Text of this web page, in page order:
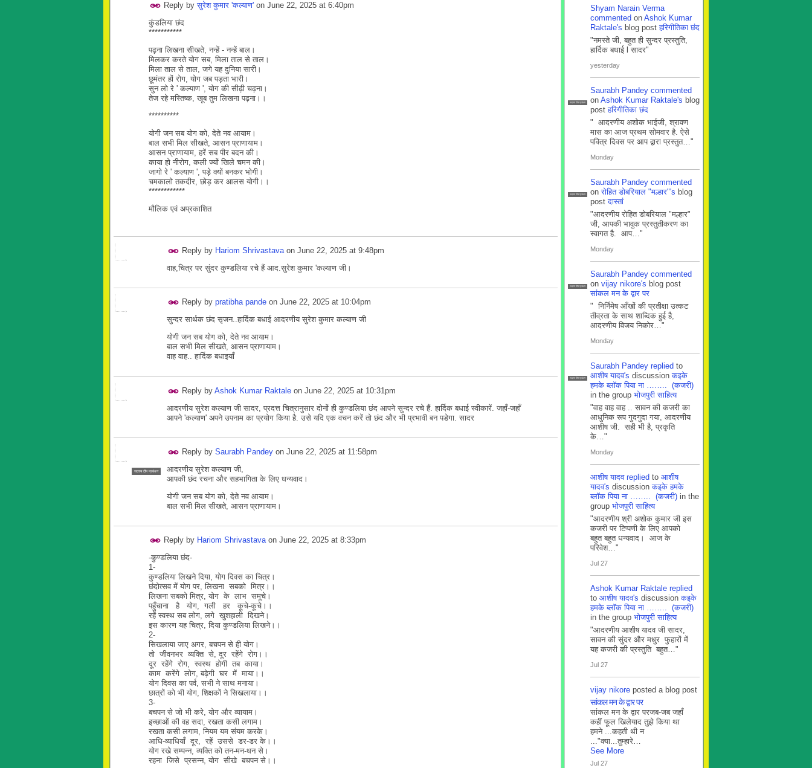
Reply byसुरेश कुमार 'कल्याण' on June 22, 2025 at 6:40pm
कुंडलिया छंद
***********
पढ़ना लिखना सीखते, नन्हें - नन्हें बाल।
मिलकर करते योग सब, मिला ताल से ताल।
मिला ताल से ताल, जगे यह दुनिया सारी।
छूमंतर हों रोग, योग जब पड़ता भारी।
सुन लो रे ' कल्याण ', योग की सीढ़ी चढ़ना।
तेज रहे मस्तिष्क, खूब तुम लिखना पढ़ना।।
**********
योगी जन सब योग को, देते नव आयाम।
बाल सभी मिल सीखते, आसन प्राणायाम।
आसन प्राणायाम, हरें सब पीर बदन की।
काया हो नीरोग, कली ज्यों खिले चमन की।
जागो रे ' कल्याण ', पड़े क्यों बनकर भोगी।
चमकालो तकदीर, छोड़ कर आलस योगी।।
************
मौलिक एवं अप्रकाशित
Reply by Hariom Shrivastavaon June 22, 2025 at 9:48pm
वाह,चित्र पर सुंदर कुण्डलिया रचे हैं आद.सुरेश कुमार 'कल्याण जी।
Reply by pratibha pande on June 22, 2025 at 10:04pm
सुन्दर सार्थक छंद सृजन..हार्दिक बधाई आदरणीय सुरेश कुमार कल्याण जी
योगी जन सब योग को, देते नव आयाम।
बाल सभी मिल सीखते, आसन प्राणायाम।
वाह वाह.. हार्दिक बधाइयाँ
Reply by Ashok Kumar Raktale on June 22, 2025 at 10:31pm
आदरणीय सुरेश कल्याण जी सादर, प्रदत्त चित्रानुसार दोनों ही कुण्डलिया छंद आपने सुन्दर रचे हैं. हार्दिक बधाई स्वीकारें. जहाँ-जहाँ
आपने 'कल्याण' अपने उपनाम का प्रयोग किया है. उसे यदि एक वचन करें तो छंद और भी प्रभावी बन पडेगा. सादर
सदस्य टीम प्रबंधन
Reply by Saurabh Pandey on June 22, 2025 at 11:58pm
आदरणीय सुरेश कल्याण जी,
आपकी छंद रचना और सहभागिता के लिए धन्यवाद।
योगी जन सब योग को, देते नव आयाम।
बाल सभी मिल सीखते, आसन प्राणायाम।
Reply by Hariom Shrivastava on June 22, 2025 at 8:33pm
-कुण्डलिया छंद-
1-
कुण्डलिया लिखने दिया, योग दिवस का चित्र।
छंदोत्सव में योग पर, लिखना सबको मित्र।।
लिखना सबको मित्र, योग के लाभ समूचे।
पहुँचाना है योग, गली हर कूचे-कूचे।।
रहें स्वस्थ सब लोग, लगे खुशहाली दिखने।
इस कारण यह चित्र, दिया कुण्डलिया लिखने।।
2-
सिखलाया जाए अगर, बचपन से ही योग।
तो जीवनभर व्यक्ति से, दूर रहेंगे रोग।।
दूर रहेंगे रोग, स्वस्थ होगी तब काया।
काम करेंगे लोग, बढ़ेगी घर में माया।।
योग दिवस का पर्व, सभी ने साथ मनाया।
छात्रों को भी योग, शिक्षकों ने सिखलाया।।
3-
बचपन से जो भी करे, योग और व्यायाम।
इच्छाओं की वह सदा, रखता कसी लगाम।
रखता कसी लगाम, नियम यम संयम करके।
आधि-व्याधियाँ दूर, रहें उससे डर-डर के।।
योग रखे सम्पन्न, व्यक्ति को तन-मन-धन से।
रहना जिसे प्रसन्न, योग सीखे बचपन से।।
Shyam Narain Verma
commented on Ashok Kumar
Raktale's blog postहरिगीतिका छंद
"नमस्ते जी, बहुत ही सुन्दर प्रस्तुति,
हार्दिक बधाई l सादर"
yesterday
सदस्य टीम प्रबंधन
Saurabh Pandey commented
on Ashok Kumar Raktale's blog
postहरिगीतिका छंद
" आदरणीय अशोक भाईजी, श्रावण
मास का आज प्रथम सोमवार है. ऐसे
पवित्र दिवस पर आप द्वारा प्रस्तुत…"
Monday
सदस्य टीम प्रबंधन
Saurabh Pandey commented
onरोहित डोबरियाल "मल्हार"'s blog
postदास्तां
"आदरणीय रोहित डोबरियाल "मल्हार"
जी, आपकी भावुक प्रस्तुतीकरण का
स्वागत है. आप…"
Monday
सदस्य टीम प्रबंधन
Saurabh Pandey commented
on vijay nikore's blog post
सांकल मन के द्वार पर
" निर्निमेष आँखों की प्रतीक्षा उत्कट
तीव्रता के साथ शाब्दिक हुई है,
आदरणीय विजय निकोर…"
Monday
सदस्य टीम प्रबंधन
Saurabh Pandey replied to
आशीष यादव's discussionकइके
हमके ब्लाॅक पिया ना …….. (कजरी)
in the group भोजपुरी साहित्य
"वाह वाह वाह .. सावन की कजरी का
आधुनिक रूप गुदगुदा गया, आदरणीय
आशीष जी. सही भी है, प्रकृति
के…"
Monday
आशीष यादव replied to आशीष
यादव's discussionकइके हमके
ब्लाॅक पिया ना …….. (कजरी) in the
group भोजपुरी साहित्य
"आदरणीय श्री अशोक कुमार जी इस
कजरी पर टिप्पणी के लिए आपको
बहुत बहुत धन्यवाद। आज के
परिवेश…"
Jul 27
Ashok Kumar Raktale replied
to आशीष यादव's discussionकइके
हमके ब्लाॅक पिया ना …….. (कजरी)
in the group भोजपुरी साहित्य
"आदरणीय आशीष यादव जी सादर,
सावन की सुंदर और मधुर फुहारों में
यह कजरी की प्रस्तुति बहुत…"
Jul 27
vijay nikore posted a blog post
सांकल मन के द्वार पर
सांकल मन के द्वार परजब-जब जहाँ
कहीं फूल खिलेयाद तुझे किया था
हमने ...कहती थी न
..."क्या...तुम्हारे…
See More
Jul 27